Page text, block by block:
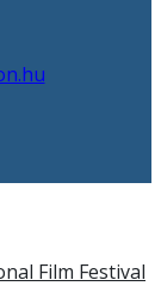
Film Festival